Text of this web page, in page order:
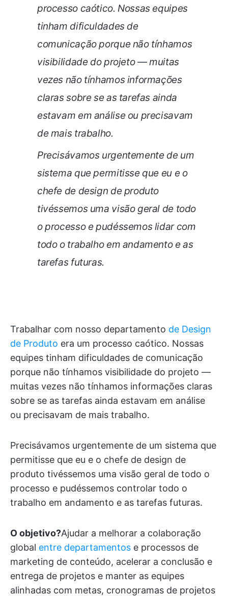
processo caótico. Nossas equipes
tinham dificuldades de
comunicação porque não tínhamos
visibilidade do projeto — muitas
vezes não tínhamos informações
claras sobre se as tarefas ainda
estavam em análise ou precisavam
de mais trabalho.
Precisávamos urgentemente de um
sistema que permitisse que eu e o
chefe de design de produto
tivéssemos uma visão geral de todo
o processo e pudéssemos lidar com
todo o trabalho em andamento e as
tarefas futuras.
Trabalhar com nosso departamento de Design
de Produto era um processo caótico. Nossas
equipes tinham dificuldades de comunicação
porque não tínhamos visibilidade do projeto —
muitas vezes não tínhamos informações claras
sobre se as tarefas ainda estavam em análise
ou precisavam de mais trabalho.
Precisávamos urgentemente de um sistema que
permitisse que eu e o chefe de design de
produto tivéssemos uma visão geral de todo o
processo e pudéssemos controlar todo o
trabalho em andamento e as tarefas futuras.
O objetivo?Ajudar a melhorar a colaboração
global entre departamentos e processos de
marketing de conteúdo, acelerar a conclusão e
entrega de projetos e manter as equipes
alinhadas com metas, cronogramas de projetos